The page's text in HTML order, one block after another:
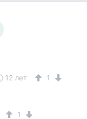
12 лет 1
1